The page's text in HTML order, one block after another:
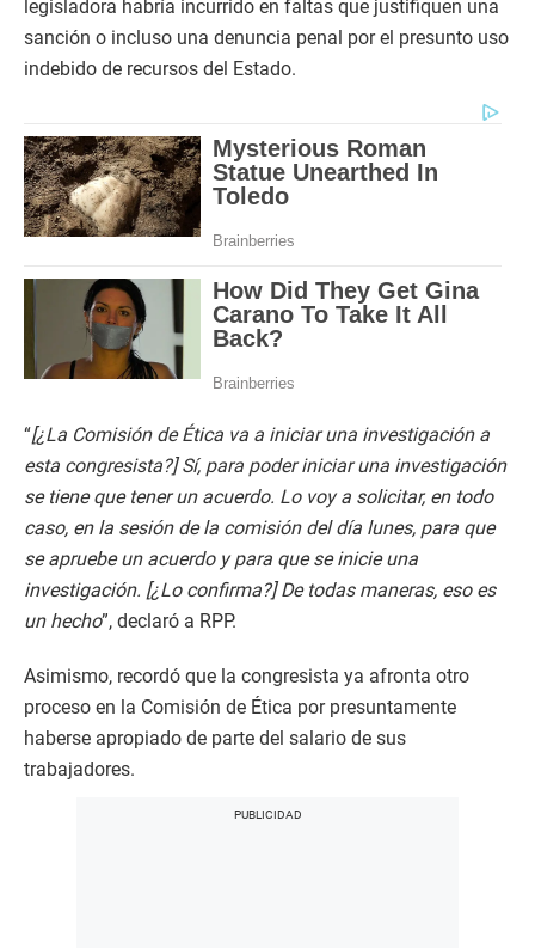
legisladora habría incurrido en faltas que justifiquen una
sanción o incluso una denuncia penal por el presunto uso
indebido de recursos del Estado.
“[¿La Comisión de Ética va a iniciar una investigación a
esta congresista?] Sí, para poder iniciar una investigación
se tiene que tener un acuerdo. Lo voy a solicitar, en todo
caso, en la sesión de la comisión del día lunes, para que
se apruebe un acuerdo y para que se inicie una
investigación. [¿Lo confirma?] De todas maneras, eso es
un hecho”, declaró a RPP.
Asimismo, recordó que la congresista ya afronta otro
proceso en la Comisión de Ética por presuntamente
haberse apropiado de parte del salario de sus
trabajadores.